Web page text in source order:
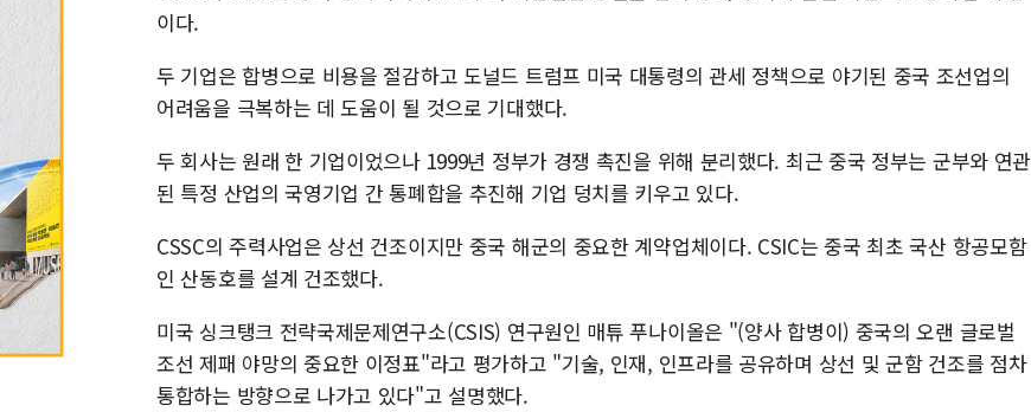
이다.
두 기업은 합병으로 비용을 절감하고 도널드 트럼프 미국 대통령의 관세 정책으로 야기된 중국 조선업의
어려움을 극복하는 데 도움이 될 것으로 기대했다.
두 회사는 원래 한 기업이었으나 1999년 정부가 경쟁 촉진을 위해 분리했다. 최근 중국 정부는 군부와 연관
된 특정 산업의 국영기업 간 통폐합을 추진해 기업 덩치를 키우고 있다.
CSSC의 주력사업은 상선 건조이지만 중국 해군의 중요한 계약업체이다. CSIC는 중국 최초 국산 항공모함
인 산동호를 설계 건조했다.
미국 싱크탱크 전략국제문제연구소(CSIS) 연구원인 매튜 푸나이올은 "(양사 합병이) 중국의 오랜 글로벌
조선 제패 야망의 중요한 이정표"라고 평가하고 "기술, 인재, 인프라를 공유하며 상선 및 군함 건조를 점차
통합하는 방향으로 나가고 있다"고 설명했다.